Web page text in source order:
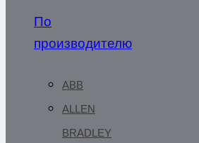
По
производителю
ABB
ALLEN
BRADLEY